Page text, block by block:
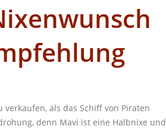
als das Schiff von Piraten
denn Mavi ist eine Halbnixe und